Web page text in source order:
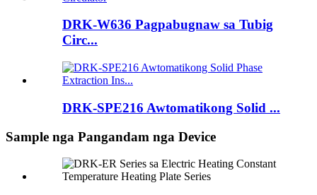
DRK-W636 Pagpabugnaw sa Tubig
Circ...
DRK-SPE216 Awtomatikong Solid ...
Sample nga Pangandam nga Device